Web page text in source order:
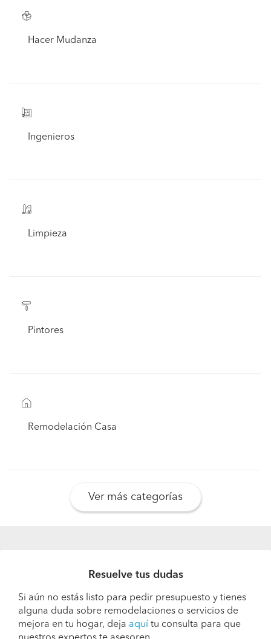
Hacer Mudanza
Ingenieros
Limpieza
Pintores
Remodelación Casa
Ver más categorías
Resuelve tus dudas
Si aún no estás listo para pedir presupuesto y tienes
alguna duda sobre remodelaciones o servicios de
mejora en tu hogar, deja aquí tu consulta para que